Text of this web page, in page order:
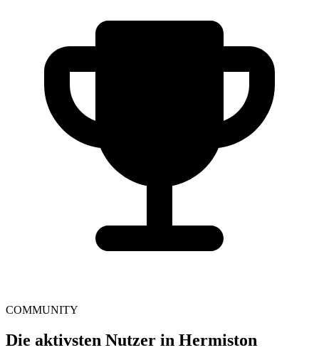
COMMUNITY
Die aktivsten Nutzer in Hermiston